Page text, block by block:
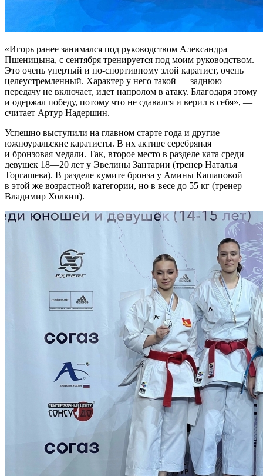
«Игорь ранее занимался под руководством Александра
Пшеницына, с сентября тренируется под моим руководством.
Это очень упертый и по-спортивному злой каратист, очень
целеустремленный. Характер у него такой — заднюю
передачу не включает, идет напролом в атаку. Благодаря этому
и одержал победу, потому что не сдавался и верил в себя», —
считает Артур Надершин.
Успешно выступили на главном старте года и другие
южноуральские каратисты. В их активе серебряная
и бронзовая медали. Так, второе место в разделе ката среди
девушек 18—20 лет у Эвелины Зантарии (тренер Наталья
Торгашева). В разделе кумите бронза у Амины Кашаповой
в этой же возрастной категории, но в весе до 55 кг (тренер
Владимир Холкин).